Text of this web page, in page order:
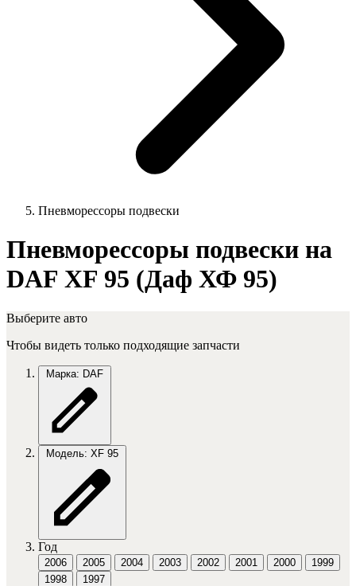
Пневморессоры подвески
Пневморессоры подвески на
DAF XF 95 (Даф ХФ 95)
Выберите авто
Чтобы видеть только подходящие запчасти
Марка: DAF
Модель: XF 95
Год
2006 2005 2004 2003 2002 2001 2000
1999
1998
1997